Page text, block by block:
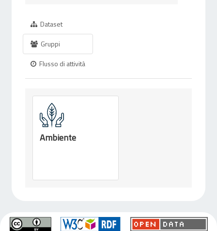
Dataset
Gruppi
Flusso di attività
Ambiente